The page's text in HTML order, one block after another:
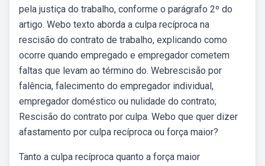
pela justiça do trabalho, conforme o parágrafo 2º do
artigo. Webo texto aborda a culpa recíproca na
rescisão do contrato de trabalho, explicando como
ocorre quando empregado e empregador cometem
faltas que levam ao término do. Webrescisão por
falência, falecimento do empregador individual,
empregador doméstico ou nulidade do contrato;
Rescisão do contrato por culpa. Webo que quer dizer
afastamento por culpa recíproca ou força maior?
Tanto a culpa recíproca quanto a força maior